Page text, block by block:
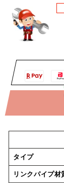
タイプ
リンクパイプ材